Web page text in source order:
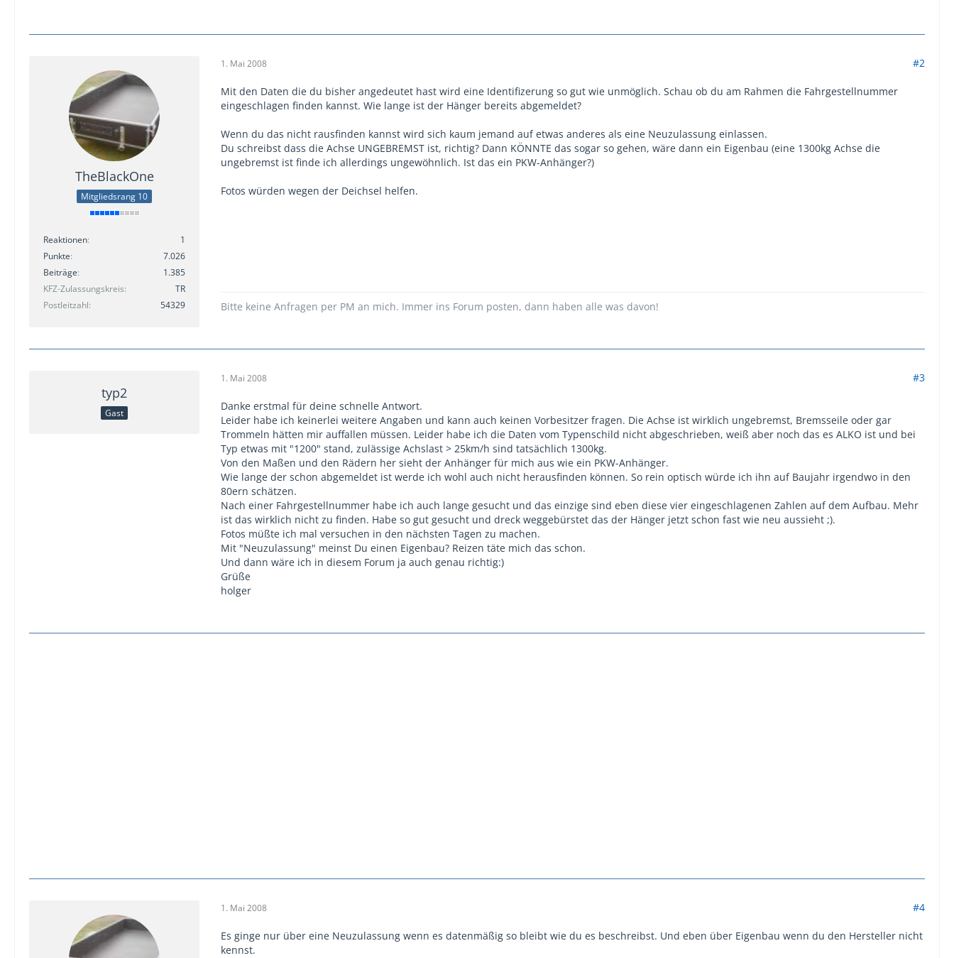
TheBlackOne
Mitgliedsrang 10
Reaktionen
1
Punkte
7.026
Beiträge
1.385
KFZ-Zulassungskreis
TR
Postleitzahl
54329
1. Mai 2008 #2
Mit den Daten die du bisher angedeutet hast wird eine Identifizerung so gut wie unmöglich. Schau ob du am Rahmen die Fahrgestellnummer
eingeschlagen finden kannst. Wie lange ist der Hänger bereits abgemeldet?
Wenn du das nicht rausfinden kannst wird sich kaum jemand auf etwas anderes als eine Neuzulassung einlassen.
Du schreibst dass die Achse UNGEBREMST ist, richtig? Dann KÖNNTE das sogar so gehen, wäre dann ein Eigenbau (eine 1300kg Achse die
ungebremst ist finde ich allerdings ungewöhnlich. Ist das ein PKW-Anhänger?)
Fotos würden wegen der Deichsel helfen.
Bitte keine Anfragen per PM an mich. Immer ins Forum posten, dann haben alle was davon!
typ2
Gast
1. Mai 2008 #3
Danke erstmal für deine schnelle Antwort.
Leider habe ich keinerlei weitere Angaben und kann auch keinen Vorbesitzer fragen. Die Achse ist wirklich ungebremst, Bremsseile oder gar
Trommeln hätten mir auffallen müssen. Leider habe ich die Daten vom Typenschild nicht abgeschrieben, weiß aber noch das es ALKO ist und bei
Typ etwas mit "1200" stand, zulässige Achslast > 25km/h sind tatsächlich 1300kg.
Von den Maßen und den Rädern her sieht der Anhänger für mich aus wie ein PKW-Anhänger.
Wie lange der schon abgemeldet ist werde ich wohl auch nicht herausfinden können. So rein optisch würde ich ihn auf Baujahr irgendwo in den
80ern schätzen.
Nach einer Fahrgestellnummer habe ich auch lange gesucht und das einzige sind eben diese vier eingeschlagenen Zahlen auf dem Aufbau. Mehr
ist das wirklich nicht zu finden. Habe so gut gesucht und dreck weggebürstet das der Hänger jetzt schon fast wie neu aussieht ;).
Fotos müßte ich mal versuchen in den nächsten Tagen zu machen.
Mit "Neuzulassung" meinst Du einen Eigenbau? Reizen täte mich das schon.
Und dann wäre ich in diesem Forum ja auch genau richtig:)
Grüße
holger
1. Mai 2008 #4
Es ginge nur über eine Neuzulassung wenn es datenmäßig so bleibt wie du es beschreibst. Und eben über Eigenbau wenn du den Hersteller nicht
kennst.